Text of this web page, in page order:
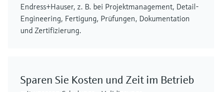
Endress+Hauser, z. B. bei Projektmanagement, Detail-
Engineering, Fertigung, Prüfungen, Dokumentation
und Zertifizierung.
Sparen Sie Kosten und Zeit im Betrieb